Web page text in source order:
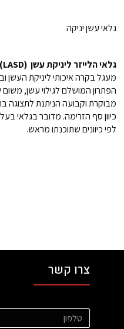
גלאי עשן יניקה
גלאי הלייזר ליניקת עשן (LASD) –
מעגל בקרה איכותי ליניקת העשן
הפתרון המושלם לגילוי עשן,
מבוקרת וקבועה הניתנת לתצוגה
כיוון סף הזרימה. מדובר בגלאי
לפי כיוונים שתוכנתו מראש.
צרו קשר